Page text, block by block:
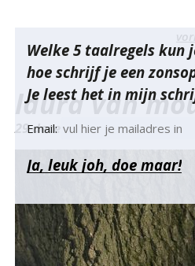
Welke 5 taalregels kun
hoe schrijf je een
Je leest het in mijn
Email:
Bericht
navigatie
laura van
29 december 2014